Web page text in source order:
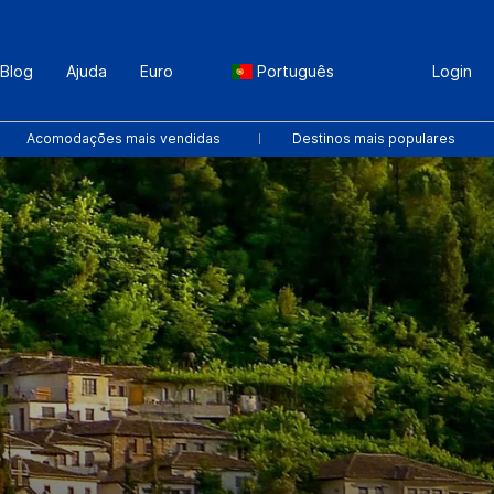
Blog Ajuda Euro Português Login
Acomodações mais vendidas Destinos mais populares